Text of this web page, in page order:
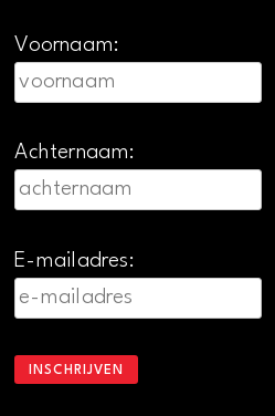
Voornaam:
Achternaam:
E-mailadres: